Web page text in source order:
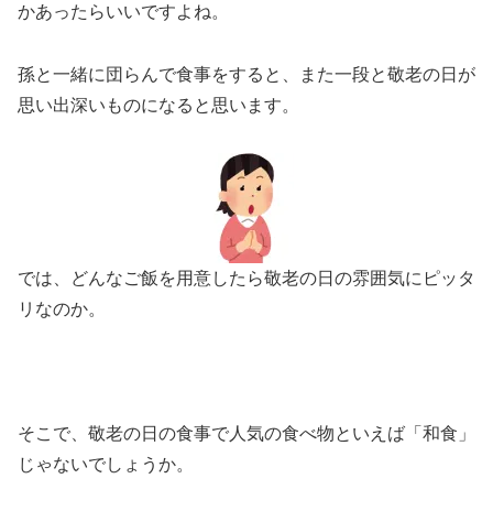
かあったらいいですよね。
孫と一緒に団らんで食事をすると、また一段と敬老の日が
思い出深いものになると思います。
では、どんなご飯を用意したら敬老の日の雰囲気にピッタ
リなのか。
そこで、敬老の日の食事で人気の食べ物といえば 「和食」
じゃないでしょうか。